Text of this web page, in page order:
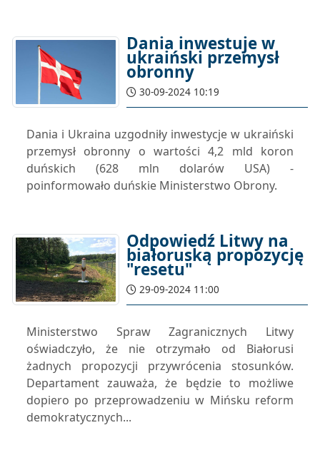
Dania inwestuje w
ukraiński przemysł
obronny
30-09-2024 10:19
Dania i Ukraina uzgodniły inwestycje w ukraiński
przemysł obronny o wartości 4,2 mld koron
duńskich (628 mln dolarów USA) -
poinformowało duńskie Ministerstwo Obrony.
Odpowiedź Litwy na
białoruską propozycję
"resetu"
29-09-2024 11:00
Ministerstwo Spraw Zagranicznych Litwy
oświadczyło, że nie otrzymało od Białorusi
żadnych propozycji przywrócenia stosunków.
Departament zauważa, że ​​będzie to możliwe
dopiero po przeprowadzeniu w Mińsku reform
demokratycznych...